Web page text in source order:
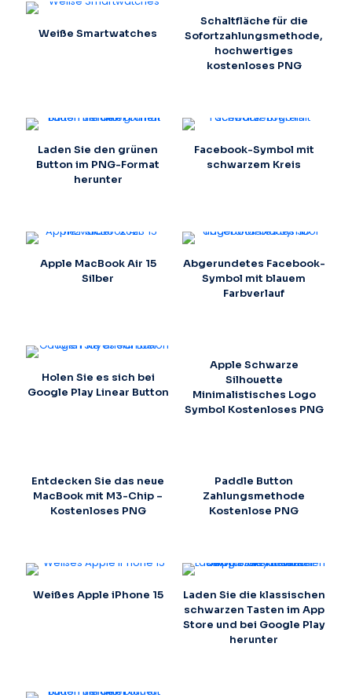
Weiße Smartwatches
Schaltfläche für die
Sofortzahlungsmethode,
hochwertiges
kostenloses PNG
Laden Sie den grünen
Button im PNG-Format
herunter
Facebook-Symbol mit
schwarzem Kreis
Apple MacBook Air 15
Silber
Abgerundetes Facebook-
Symbol mit blauem
Farbverlauf
Holen Sie es sich bei
Google Play Linear Button
Apple Schwarze
Silhouette
Minimalistisches Logo
Symbol Kostenloses PNG
Entdecken Sie das neue
MacBook mit M3-Chip –
Kostenloses PNG
Paddle Button
Zahlungsmethode
Kostenlose PNG
Weißes Apple iPhone 15
Laden Sie die klassischen
schwarzen Tasten im App
Store und bei Google Play
herunter